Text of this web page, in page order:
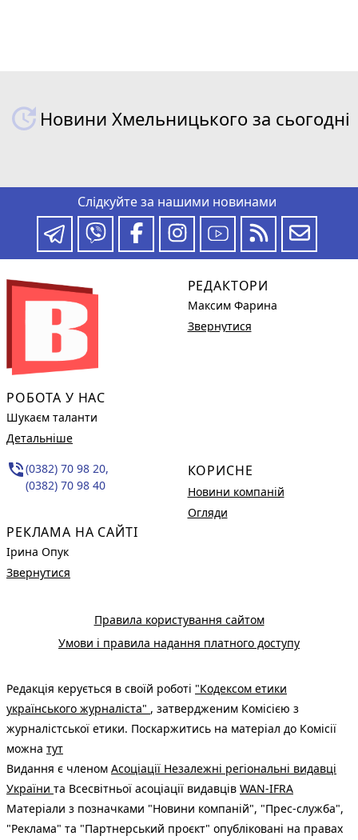
Новини Хмельницького за сьогодні
Слідкуйте за нашими новинами
РОБОТА У НАС
Шукаєм таланти
Детальніше
phone_in_talk(0382) 70 98 20,
(0382) 70 98 40
РЕКЛАМА НА САЙТІ
Ірина Опук
Звернутися
РЕДАКТОРИ
Максим Фарина
Звернутися
КОРИСНЕ
Новини компаній
Огляди
Правила користування сайтом
Умови і правила надання платного доступу
Редакція керується в своїй роботі "Кодексом етики
українського журналіста" , затвердженим Комісією з
журналістської етики. Поскаржитись на матеріал до Комісії
можна тут
Видання є членом Асоціації Незалежні регіональні видавці
України та Всесвітньої асоціації видавців WAN-IFRA
Матеріали з позначками "Новини компаній", "Прес-служба",
"Реклама" та "Партнерський проєкт" опубліковані на правах